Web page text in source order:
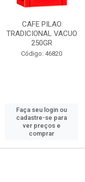
CAFE PILAO
TRADICIONAL VACUO
250GR
Código: 46820
Faça seu login ou
cadastre-se para
ver preços e
comprar